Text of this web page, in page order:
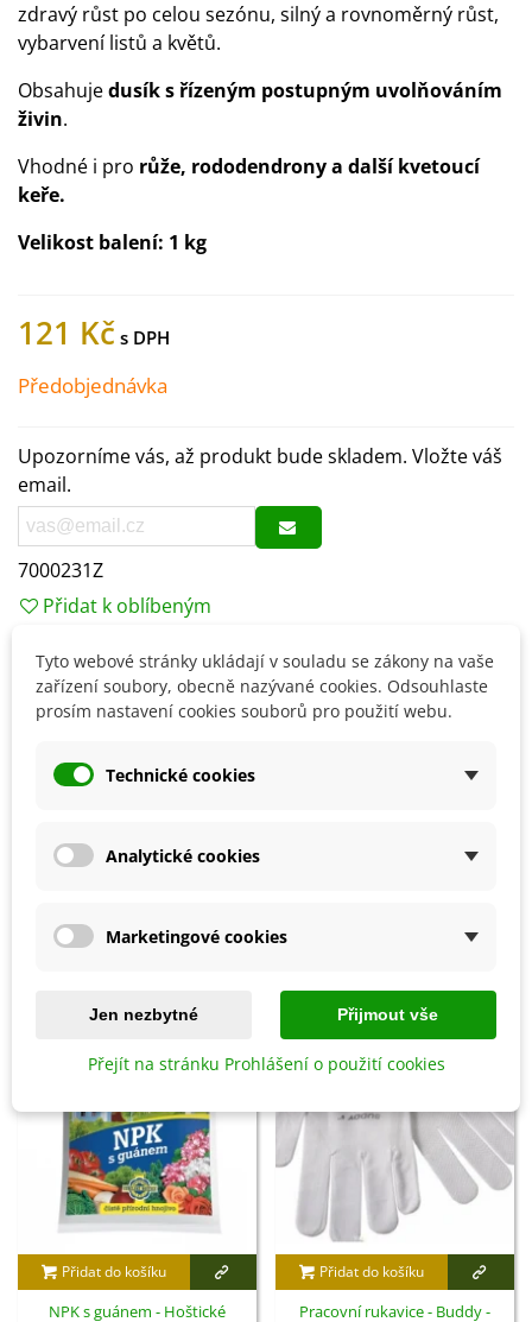
zdravý růst po celou sezónu, silný a rovnoměrný růst,
vybarvení listů a květů.
Obsahujedusík s řízeným postupným uvolňováním
živin.
Vhodné i pro růže, rododendrony a další kvetoucí
keře.
Velikost balení: 1 kg
121 Kč
Předobjednávka
Upozorníme vás, až produkt bude skladem. Vložte váš
email.
7000231Z
Přidat k oblíbeným
Popis
Vystačí na plochu cca 15 m2.
Detaily produktu
SOUVISEJÍCÍ PRODUKTY
Přidat do košíku
NPK s guánem - Hoštické
Přidat do košíku
Pracovní rukavice - Buddy -
Tyto webové stránky ukládají v souladu se zákony na vaše
zařízení soubory, obecně nazývané cookies. Odsouhlaste
prosím nastavení cookies souborů pro použití webu.
Technické cookies
Analytické cookies
Marketingové cookies
Jen nezbytné Přijmout vše
Přejít na stránku Prohlášení o použití cookies